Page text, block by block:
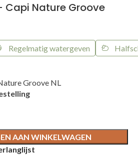
Nature Groove
Regelmatig watergeven
Groove NL
AAN WINKELWAGEN